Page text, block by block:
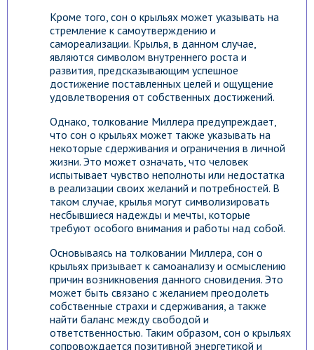
Кроме того, сон о крыльях может указывать на
стремление к самоутверждению и
самореализации. Крылья, в данном случае,
являются символом внутреннего роста и
развития, предсказывающим успешное
достижение поставленных целей и ощущение
удовлетворения от собственных достижений.
Однако, толкование Миллера предупреждает,
что сон о крыльях может также указывать на
некоторые сдерживания и ограничения в личной
жизни. Это может означать, что человек
испытывает чувство неполноты или недостатка
в реализации своих желаний и потребностей. В
таком случае, крылья могут символизировать
несбывшиеся надежды и мечты, которые
требуют особого внимания и работы над собой.
Основываясь на толковании Миллера, сон о
крыльях призывает к самоанализу и осмыслению
причин возникновения данного сновидения. Это
может быть связано с желанием преодолеть
собственные страхи и сдерживания, а также
найти баланс между свободой и
ответственностью. Таким образом, сон о крыльях
сопровождается позитивной энергетикой и